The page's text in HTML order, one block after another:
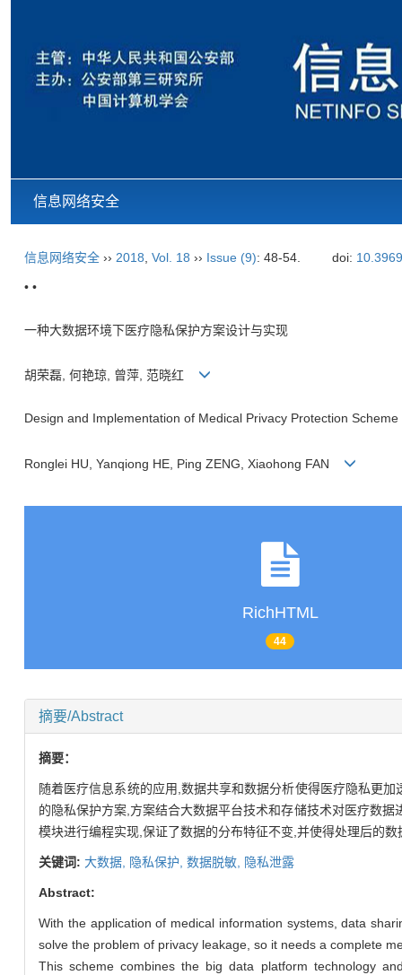
信息网络安全
信息网络安全 ›› 2018 Vol. 18 ›› Issue (9): 48-54. doi:
• •
一种大数据环境下医疗隐私保护方案设计与实现
胡荣磊, 何艳琼, 曾萍, 范晓红
Design and Implementation of Medical Privacy Protection
Ronglei HU, Yanqiong HE, Ping ZENG, Xiaohong FAN
RichHTML
44
摘要/Abstract
摘要：
随着医疗信息系统的应用,数据共享和数据分析使得医疗隐私更
的隐私保护方案,方案结合大数据平台技术和存储技术对医疗数
模块进行编程实现,保证了数据的分布特征不变,并使得处理后的
关键词: 大数据, 隐私保护, 数据脱敏, 隐私泄露
Abstract:
With the application of medical information systems, data
solve the problem of privacy leakage, so it needs a complete
This scheme combines the big data platform technology